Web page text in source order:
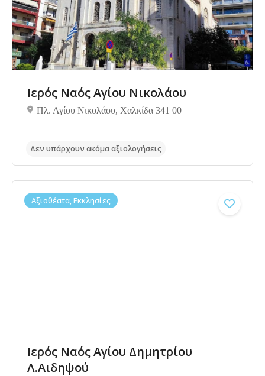
Ιερός Ναός Αγίου Νικολάου
Πλ. Αγίου Νικολάου, Χαλκίδα 341 00
Αξιοθέατα, Εκκλησίες
Ιερός Ναός Αγίου Δημητρίου
Λ.Αιδηψού